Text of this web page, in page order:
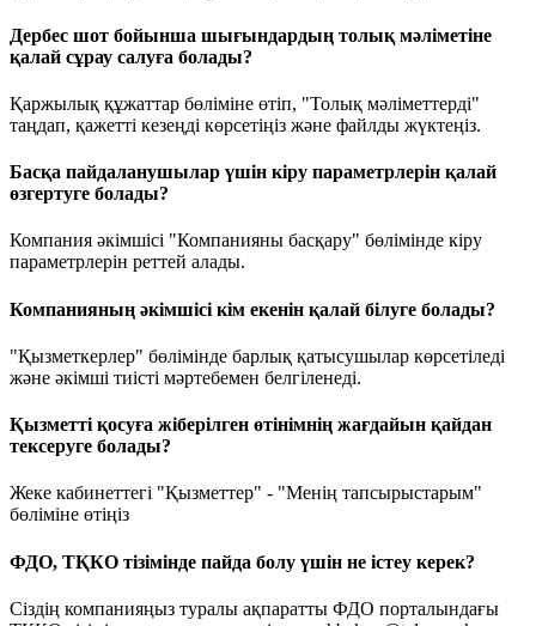
Дербес шот бойынша шығындардың толық мәліметіне
қалай сұрау салуға болады?
Қаржылық құжаттар бөліміне өтіп, "Толық мәліметтерді"
таңдап, қажетті кезеңді көрсетіңіз және файлды жүктеңіз.
Басқа пайдаланушылар үшін кіру параметрлерін қалай
өзгертуге болады?
Компания әкімшісі "Компанияны басқару" бөлімінде кіру
параметрлерін реттей алады.
Компанияның әкімшісі кім екенін қалай білуге болады?
"Қызметкерлер" бөлімінде барлық қатысушылар көрсетіледі
және әкімші тиісті мәртебемен белгіленеді.
Қызметті қосуға жіберілген өтінімнің жағдайын қайдан
тексеруге болады?
Жеке кабинеттегі "Қызметтер" - "Менің тапсырыстарым"
бөліміне өтіңіз
ФДО, ТҚКО тізімінде пайда болу үшін не істеу керек?
Сіздің компанияңыз туралы ақпаратты ФДО порталындағы